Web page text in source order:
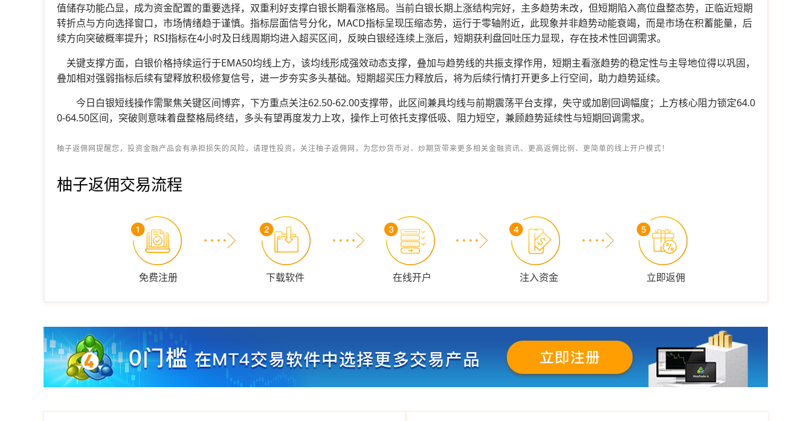
值储存功能凸显，成为资金配置的重要选择，双重利好支撑白银长期看涨格局。当前白银长期上涨结构完好，主多趋势未改，但短期陷入高位盘整态势，正临近短期
转折点与方向选择窗口，市场情绪趋于谨慎。指标层面信号分化，MACD指标呈现压缩态势，运行于零轴附近，此现象并非趋势动能衰竭，而是市场在积蓄能量，后
续方向突破概率提升；RSI指标在4小时及日线周期均进入超买区间，反映白银经连续上涨后，短期获利盘回吐压力显现，存在技术性回调需求。
关键支撑方面，白银价格持续运行于EMA50均线上方，该均线形成强效动态支撑，叠加与趋势线的共振支撑作用，短期主看涨趋势的稳定性与主导地位得以巩固，
叠加相对强弱指标后续有望释放积极修复信号，进一步夯实多头基础。短期超买压力释放后，将为后续行情打开更多上行空间，助力趋势延续。
今日白银短线操作需聚焦关键区间博弈，下方重点关注62.50-62.00支撑带，此区间兼具均线与前期震荡平台支撑，失守或加剧回调幅度；上方核心阻力锁定64.0
0-64.50区间，突破则意味着盘整格局终结，多头有望再度发力上攻，操作上可依托支撑低吸、阻力短空，兼顾趋势延续性与短期回调需求。
柚子返佣网提醒您，投资金融产品会有承担损失的风险，请理性投资。关注柚子返佣网，为您炒货币对、炒期货带来更多相关金融资讯、更高返佣比例、更简单的线上开户模式！
柚子返佣交易流程
免费注册 下载软件 在线开户 注入资金 立即返佣